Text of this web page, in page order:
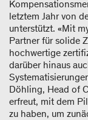
letztem Jahr von
unterstützt. «Mit
Partner für solide
hochwertige
darüber hinaus
Döhling, Head of
erfreut, mit dem
zu haben, um